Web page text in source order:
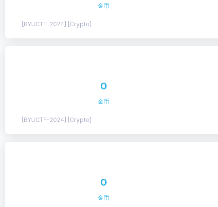
金币
[BYUCTF-2024] [Crypto]
0
金币
[BYUCTF-2024] [Crypto]
0
金币